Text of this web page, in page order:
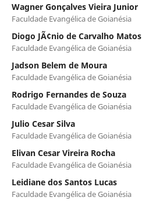
Wagner Gonçalves Vieira Junior
Faculdade Evangélica de Goianésia
Diogo JÃ¢nio de Carvalho Matos
Faculdade Evangélica de Goianésia
Jadson Belem de Moura
Faculdade Evangélica de Goianésia
Rodrigo Fernandes de Souza
Faculdade Evangélica de Goianésia
Julio Cesar Silva
Faculdade Evangélica de Goianésia
Elivan Cesar Vireira Rocha
Faculdade Evangélica de Goianésia
Leidiane dos Santos Lucas
Faculdade Evangélica de Goianésia